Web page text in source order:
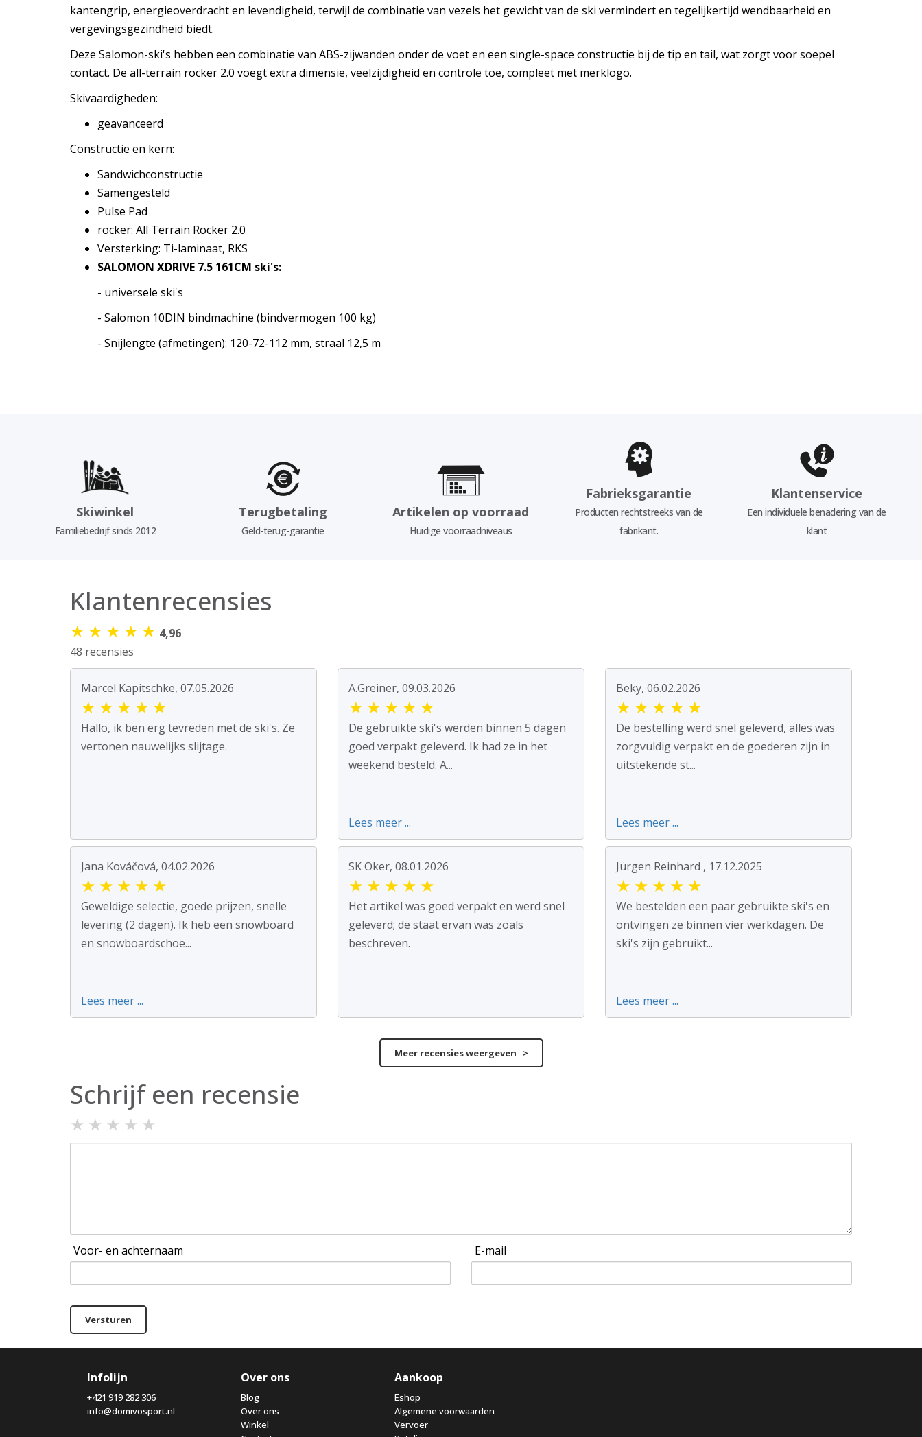
kantengrip, energieoverdracht en levendigheid, terwijl de combinatie van vezels het gewicht van de ski vermindert en tegelijkertijd wendbaarheid en
vergevingsgezindheid biedt.
Deze Salomon-ski's hebben een combinatie van ABS-zijwanden onder de voet en een single-space constructie bij de tip en tail, wat zorgt voor soepel
contact. De all-terrain rocker 2.0 voegt extra dimensie, veelzijdigheid en controle toe, compleet met merklogo.
Skivaardigheden:
geavanceerd
Constructie en kern:
Sandwichconstructie
Samengesteld
Pulse Pad
rocker: All Terrain Rocker 2.0
Versterking: Ti-laminaat, RKS
SALOMON XDRIVE 7.5 161CM ski's:
- universele ski's
- Salomon 10DIN bindmachine (bindvermogen 100 kg)
- Snijlengte (afmetingen): 120-72-112 mm, straal 12,5 m
Skiwinkel
Familiebedrijf sinds 2012
Terugbetaling
Geld-terug-garantie
Artikelen op voorraad
Huidige voorraadniveaus
Fabrieksgarantie
Producten rechtstreeks van de
fabrikant.
Klantenservice
Een individuele benadering van de
klant
Klantenrecensies
★ ★ ★ ★ ★ 4,96
48 recensies
Marcel Kapitschke, 07.05.2026
★ ★ ★ ★ ★
Hallo, ik ben erg tevreden met de ski's. Ze
vertonen nauwelijks slijtage.
A.Greiner, 09.03.2026
★ ★ ★ ★ ★
De gebruikte ski's werden binnen 5 dagen
goed verpakt geleverd. Ik had ze in het
weekend besteld. A...
Lees meer ...
Beky, 06.02.2026
★ ★ ★ ★ ★
De bestelling werd snel geleverd, alles was
zorgvuldig verpakt en de goederen zijn in
uitstekende st...
Lees meer ...
Jana Kováčová, 04.02.2026
★ ★ ★ ★ ★
Geweldige selectie, goede prijzen, snelle
levering (2 dagen). Ik heb een snowboard
en snowboardschoe...
Lees meer ...
SK Oker, 08.01.2026
★ ★ ★ ★ ★
Het artikel was goed verpakt en werd snel
geleverd; de staat ervan was zoals
beschreven.
Jürgen Reinhard , 17.12.2025
★ ★ ★ ★ ★
We bestelden een paar gebruikte ski's en
ontvingen ze binnen vier werkdagen. De
ski's zijn gebruikt...
Lees meer ...
Meer recensies weergeven >
Schrijf een recensie
★ ★ ★ ★ ★
Voor- en achternaam E-mail
Versturen
Infolijn
+421 919 282 306
info@domivosport.nl
Over ons
Blog
Over ons
Winkel
Aankoop
Eshop
Algemene voorwaarden
Vervoer